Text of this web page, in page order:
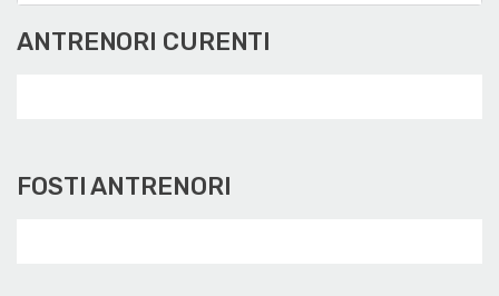
ANTRENORI CURENTI
FOSTI ANTRENORI